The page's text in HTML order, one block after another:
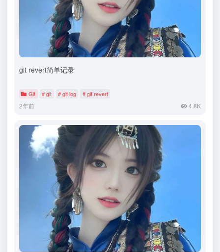
git revert简单记录
Git # git # git log # git revert
2年前 4.8K